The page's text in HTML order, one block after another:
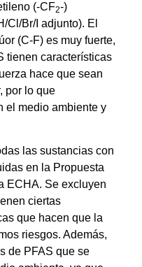
(-CF2-)
Cl/Br/I adjunto). El
(C-F) es muy fuerte,
tienen características
hace que sean
por lo que
el medio ambiente y
las sustancias con
en la Propuesta
ECHA. Se excluyen
ciertas
que hacen que la
riesgos. Además,
de PFAS que se